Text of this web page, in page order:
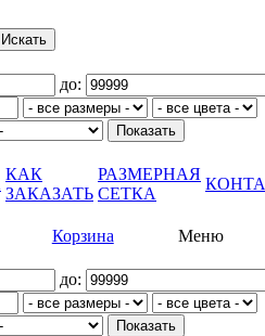
до:
КАК
ЗАКАЗАТЬ
РАЗМЕРНАЯ
СЕТКА
Меню
Корзина
до: